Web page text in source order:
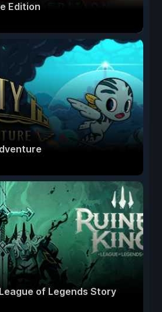
Edition
of Legends Story